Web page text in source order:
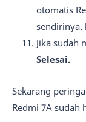
otomatis
sendirinya.
Jika sudah
Selesai.
Sekarang
Redmi 7A sudah